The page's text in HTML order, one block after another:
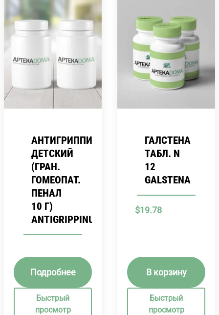
АНТИГРИППИН
ДЕТСКИЙ
(ГРАН.
ГОМЕОПАТ.
ПЕНАЛ
10 Г)
ANTIGRIPPINUM
Подробнее
Быстрый
просмотр
ГАЛСТЕНА
ТАБЛ. N
12
GALSTENA
$19.78
В корзину
Быстрый
просмотр